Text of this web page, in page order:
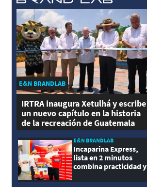
E&N BRANDLAB
IRTRA inaugura Xetulhá y escribe
un nuevo capítulo en la historia
de la recreación de Guatemala
E&N BRANDLAB
Incaparina Express,
lista en 2 minutos
combina practicidad y